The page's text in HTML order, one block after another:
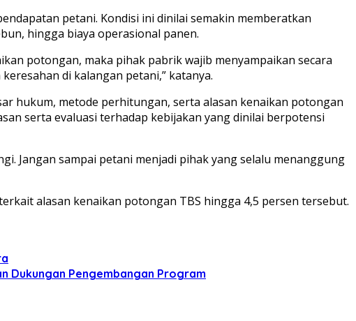
petani. Kondisi ini dinilai semakin memberatkan
hingga biaya operasional panen.
potongan, maka pihak pabrik wajib menyampaikan secara
di kalangan petani,” katanya.
hukum, metode perhitungan, serta alasan kenaikan potongan
serta evaluasi terhadap kebijakan yang dinilai berpotensi
Jangan sampai petani menjadi pihak yang selalu menanggung
alasan kenaikan potongan TBS hingga 4,5 persen tersebut.
Dukungan Pengembangan Program